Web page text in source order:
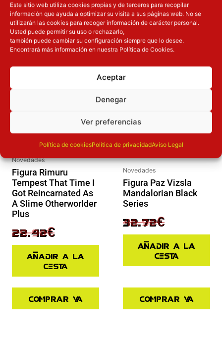
Este sitio web utiliza cookies propias y de terceros para recopilar
información que ayuda a optimizar su visita a sus páginas web. No se
utilizarán las cookies para recoger información de carácter personal.
Usted puede permitir su uso o rechazarlo,
también puede cambiar su configuración siempre que lo desee.
Encontrará más información en nuestra Política de Cookies.
Aceptar
Denegar
Ver preferencias
Política de cookiesPolítica de privacidadAviso Legal
OTROS PRODUCTOS QUE TE
PUEDEN INTERESAR
Inicie sesión
Novedades
Figura Rimuru
Tempest That Time I
Got Reincarnated As
A Slime Otherworlder
Plus
29.90€
22.42€
Añadir a la
cesta
Comprar ya
Inicie sesión
Novedades
Figura Paz Vizsla
Mandalorian Black
Series
40.90€
32.72€
Añadir a la
cesta
Comprar ya